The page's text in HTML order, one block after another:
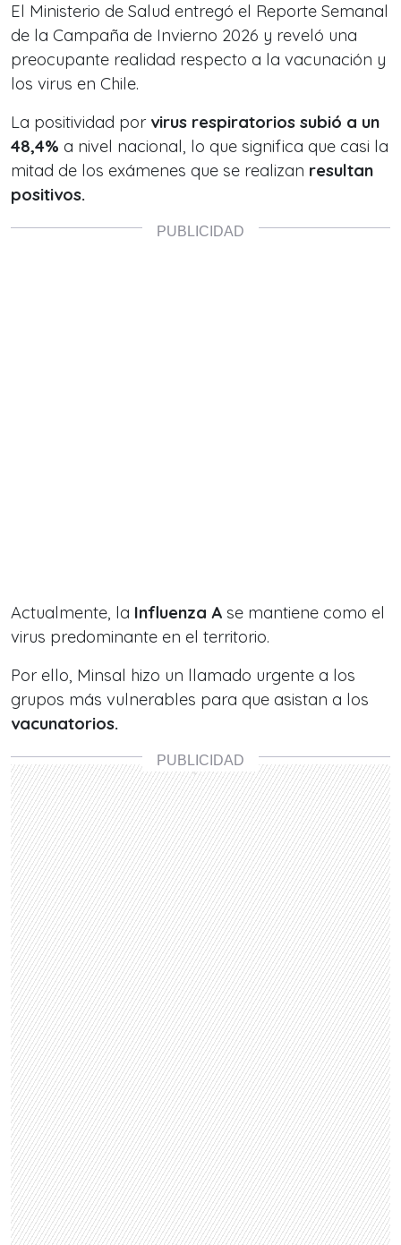
El Ministerio de Salud entregó el Reporte Semanal
de la Campaña de Invierno 2026 y reveló una
preocupante realidad respecto a la vacunación y
los virus en Chile.
La positividad por virus respiratorios subió a un
48,4% a nivel nacional, lo que significa que casi la
mitad de los exámenes que se realizan resultan
positivos.
Actualmente, la Influenza A se mantiene como el
virus predominante en el territorio.
Por ello, Minsal hizo un llamado urgente a los
grupos más vulnerables para que asistan a los
vacunatorios.